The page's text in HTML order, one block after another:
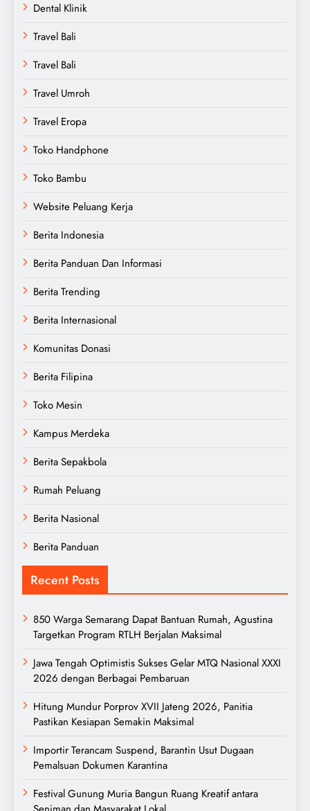
Dental Klinik
Travel Bali
Travel Bali
Travel Umroh
Travel Eropa
Toko Handphone
Toko Bambu
Website Peluang Kerja
Berita Indonesia
Berita Panduan Dan Informasi
Berita Trending
Berita Internasional
Komunitas Donasi
Berita Filipina
Toko Mesin
Kampus Merdeka
Berita Sepakbola
Rumah Peluang
Berita Nasional
Berita Panduan
Recent Posts
850 Warga Semarang Dapat Bantuan Rumah, Agustina
Targetkan Program RTLH Berjalan Maksimal
Jawa Tengah Optimistis Sukses Gelar MTQ Nasional XXXI
2026 dengan Berbagai Pembaruan
Hitung Mundur Porprov XVII Jateng 2026, Panitia
Pastikan Kesiapan Semakin Maksimal
Importir Terancam Suspend, Barantin Usut Dugaan
Pemalsuan Dokumen Karantina
Festival Gunung Muria Bangun Ruang Kreatif antara